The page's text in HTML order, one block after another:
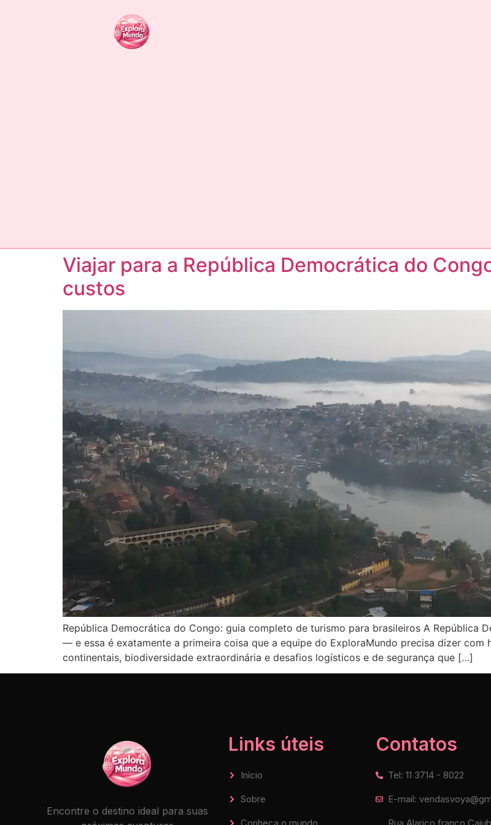
Viajar para a República Democrática do
custos
República Democrática do Congo: guia completo de turismo para brasileiros A República
— e essa é exatamente a primeira coisa que a equipe do ExploraMundo precisa dizer com
continentais, biodiversidade extraordinária e desafios logísticos e de segurança que […]
Encontre o destino ideal para suas
Links úteis
Início
Sobre
Contatos
Tel: 11 3714 - 8022
E-mail: